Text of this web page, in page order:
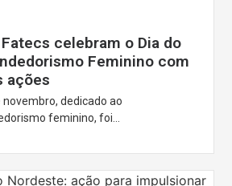
celebram o Dia do
Feminino com
ações
novembro, dedicado ao
feminino, foi...